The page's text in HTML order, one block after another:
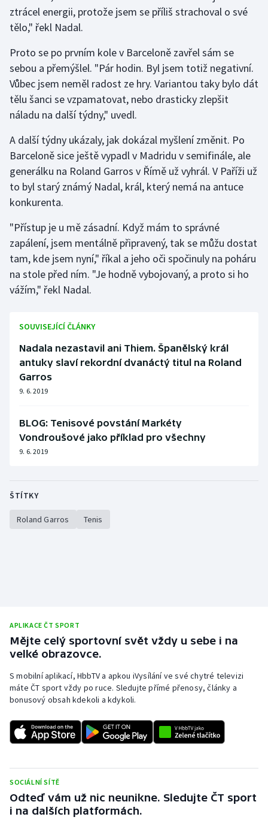
Stolní tenis
Veslování
Vodní slalom
Ostatní
ztrácel energii, protože jsem se příliš strachoval o své
tělo," řekl Nadal.
Proto se po prvním kole v Barceloně zavřel sám se
sebou a přemýšlel. "Pár hodin. Byl jsem totiž negativní.
Vůbec jsem neměl radost ze hry. Variantou taky bylo dát
tělu šanci se vzpamatovat, nebo drasticky zlepšit
náladu na další týdny," uvedl.
A další týdny ukázaly, jak dokázal myšlení změnit. Po
Barceloně sice ještě vypadl v Madridu v semifinále, ale
generálku na Roland Garros v Římě už vyhrál. V Paříži už
to byl starý známý Nadal, král, který nemá na antuce
konkurenta.
"Přístup je u mě zásadní. Když mám to správné
zapálení, jsem mentálně připravený, tak se můžu dostat
tam, kde jsem nyní," říkal a jeho oči spočinuly na poháru
na stole před ním. "Je hodně vybojovaný, a proto si ho
vážím," řekl Nadal.
SOUVISEJÍCÍ ČLÁNKY
Nadala nezastavil ani Thiem. Španělský král
antuky slaví rekordní dvanáctý titul na Roland
Garros
9. 6. 2019
BLOG: Tenisové povstání Markéty
Vondroušové jako příklad pro všechny
9. 6. 2019
ŠTÍTKY
Roland Garros Tenis
APLIKACE ČT SPORT
Mějte celý sportovní svět vždy u sebe i na
velké obrazovce.
S mobilní aplikací, HbbTV a apkou iVysílání ve své chytré televizi
máte ČT sport vždy po ruce. Sledujte přímé přenosy, články a
bonusový obsah kdekoli a kdykoli.
SOCIÁLNÍ SÍTĚ
Odteď vám už nic neunikne. Sledujte ČT sport
i na dalších platformách.